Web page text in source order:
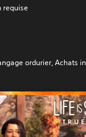
requise
ordurier, Achats